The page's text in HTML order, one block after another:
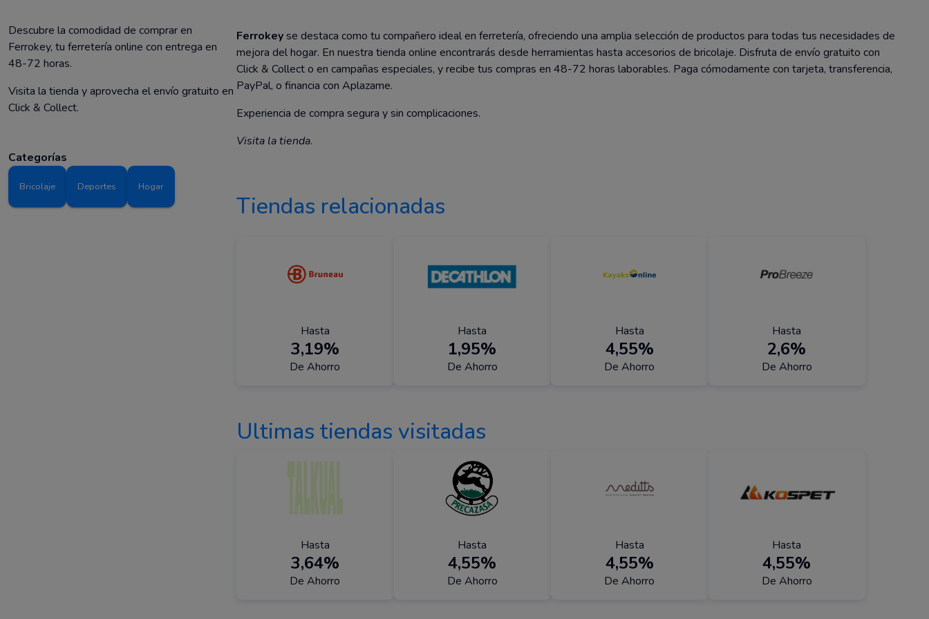
Descubre la comodidad de comprar en
Ferrokey, tu ferretería online con entrega en
48-72 horas.
Visita la tienda y aprovecha el envío gratuito en
Click & Collect.
Categorías
Bricolaje Deportes Hogar
Ferrokeyse destaca como tu compañero ideal en ferretería, ofreciendo una amplia selección de productos para todas tus necesidades de
mejora del hogar. En nuestra tienda online encontrarás desde herramientas hasta accesorios de bricolaje. Disfruta de envío gratuito con
Click & Collect o en campañas especiales, y recibe tus compras en 48-72 horas laborables. Paga cómodamente con tarjeta, transferencia,
PayPal, o financia con Aplazame.
Experiencia de compra segura y sin complicaciones.
Visita la tienda.
Tiendas relacionadas
Hasta
3,19%
De Ahorro
Hasta
1,95%
De Ahorro
Hasta
4,55%
De Ahorro
Hasta
2,6%
De Ahorro
Ultimas tiendas visitadas
Hasta
3,64%
De Ahorro
Hasta
4,55%
De Ahorro
Hasta
4,55%
De Ahorro
Hasta
4,55%
De Ahorro